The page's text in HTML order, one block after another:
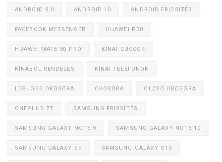
ANDROID 9.0 ANDROID 10 ANDROID FRISSÍTÉS
FACEBOOK MESSENGER HUAWEI P30
HUAWEI MATE 30 PRO KÍNAI CUCCOK
KÍNÁBÓL RENDELÉS KÍNAI TELEFONOK
LEGJOBB OKOSÓRA OKOSÓRA OLCSÓ OKOSÓRA
ONEPLUS 7T SAMSUNG FRISSÍTÉS
SAMSUNG GALAXY NOTE 9 SAMSUNG GALAXY NOTE 10
SAMSUNG GALAXY S9 SAMSUNG GALAXY S10